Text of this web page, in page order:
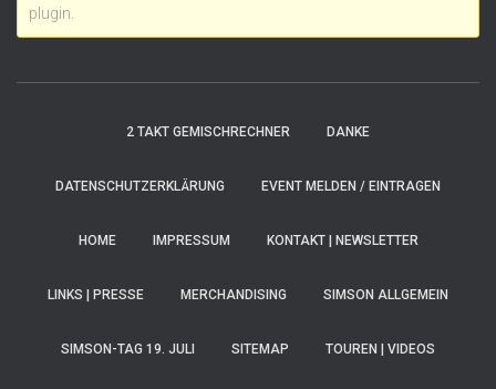
plugin.
2 TAKT GEMISCHRECHNER DANKE
DATENSCHUTZERKLÄRUNG EVENT MELDEN / EINTRAGEN
HOME IMPRESSUM KONTAKT | NEWSLETTER
LINKS | PRESSE MERCHANDISING SIMSON ALLGEMEIN
SIMSON-TAG 19. JULI SITEMAP TOUREN | VIDEOS